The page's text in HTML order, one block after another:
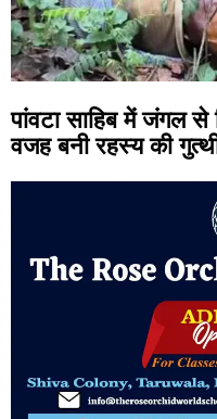
पांवटा साहिब में जंगल से
वजह बनी रहस्य की